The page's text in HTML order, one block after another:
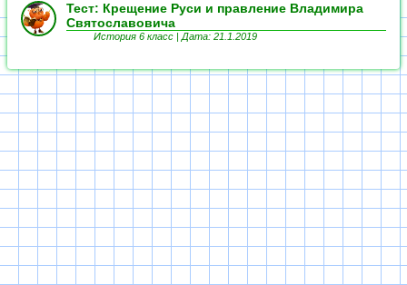
Тест: Крещение Руси и правление Владимира
Святославовича
История 6 класс | Дата: 21.1.2019